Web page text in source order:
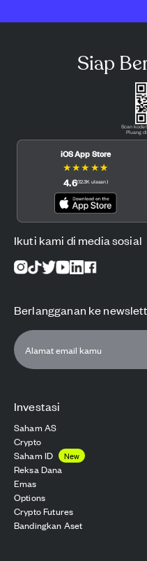
Investasi
Saham AS
Crypto
Saham ID
New
Reksa Dana
Emas
Options
Crypto Futures
Bandingkan Aset
Siap
Scan kode
Pluang
iOS App Store
★★★ ★★
4.6(12.3K ulasan)
Ikuti kami di media sosial
Berlangganan ke